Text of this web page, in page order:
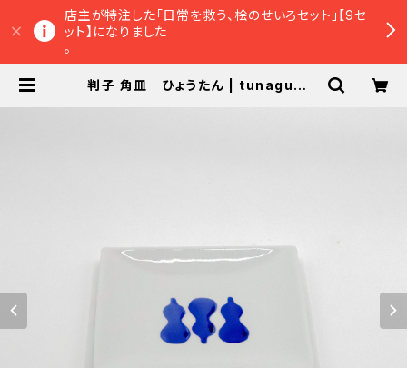
店主が特注した「日常を救う、桧のせいろセット」【9セ
ット】になりました
。
判子 角皿 ひょうたん | tunaguオン